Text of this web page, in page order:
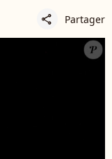
share Partager